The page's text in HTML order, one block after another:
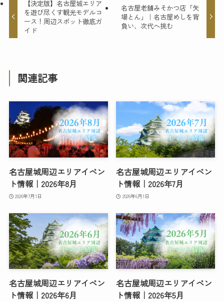
【決定版】名古屋城エリア
を遊び尽くす観光モデルコ
ース！周辺スポット徹底ガ
イド
名古屋老舗みそかつ店「矢
場とん」｜名古屋めしを背
負い、次代へ挑む
関連記事
名古屋城周辺エリアイベン
ト情報｜2026年8月
2026年7月1日
名古屋城周辺エリアイベン
ト情報｜2026年7月
2026年6月1日
名古屋城周辺エリアイベン
ト情報｜2026年6月
名古屋城周辺エリアイベン
ト情報｜2026年5月